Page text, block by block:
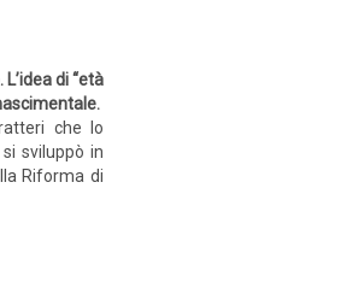
di “età
che lo
sviluppò in
Riforma di